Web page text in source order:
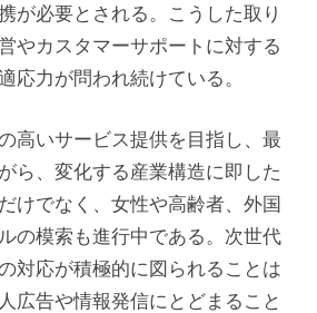
が必要とされる。こうした取り
やカスタマーサポートに対する
力が問われ続けている。
高いサービス提供を目指し、最
ら、変化する産業構造に即した
けでなく、女性や高齢者、外国
の模索も進行中である。次世代
対応が積極的に図られることは
広告や情報発信にとどまること